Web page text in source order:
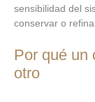
sensibilidad del
conservar o
Por qué un
otro